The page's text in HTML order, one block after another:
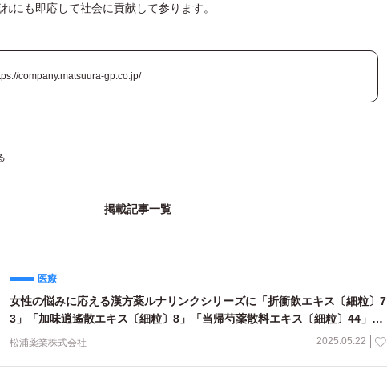
にも即応して社会に貢献して参ります。
company.matsuura-gp.co.jp/
掲載記事一覧
医療
女性の悩みに応える漢方薬ルナリンクシリーズに「折衝飲エキス〔細粒〕7
3」「加味逍遙散エキス〔細粒〕8」「当帰芍薬散料エキス〔細粒〕44」が
仲間入り！公式オンラインストアなどで発売開始
松浦薬業株式会社 2025.05.22